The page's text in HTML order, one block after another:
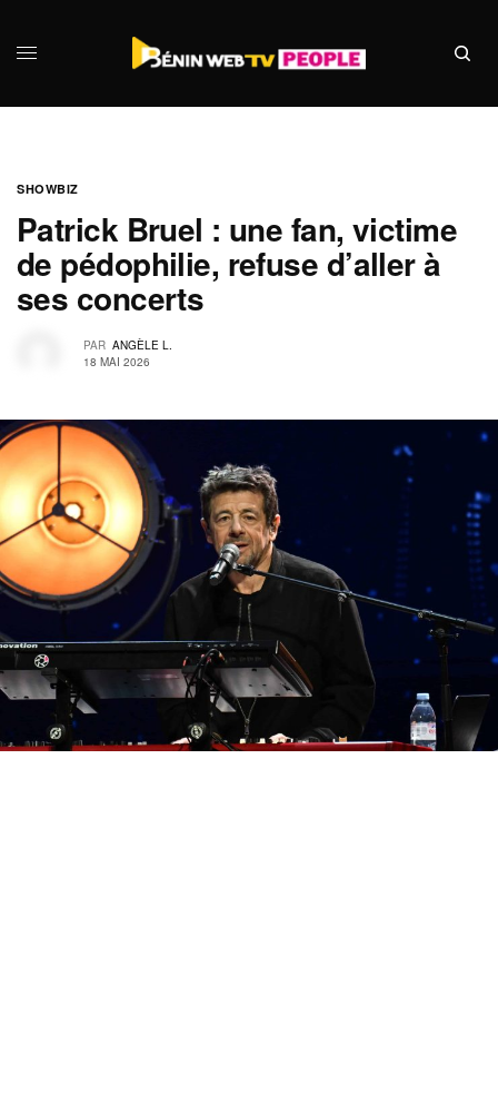
SHOWBIZ
Patrick Bruel : une fan, victime
de pédophilie, refuse d’aller à
ses concerts
PAR ANGÈLE L.
18 MAI 2026